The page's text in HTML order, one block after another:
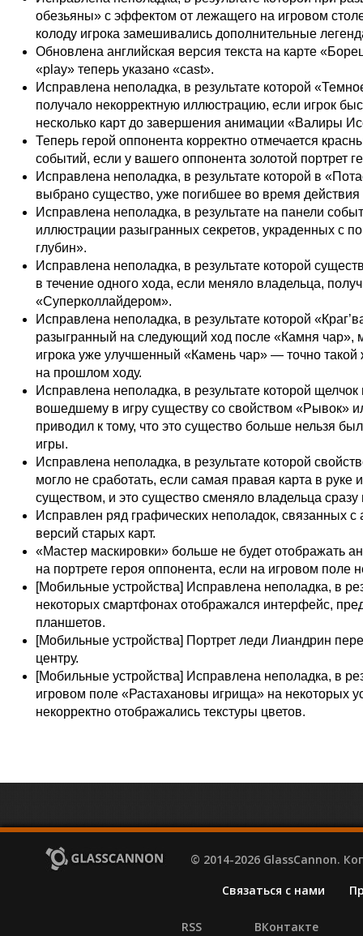
обезьяны» с эффектом от лежащего на игровом
колоду игрока замешивались дополнительные
Обновлена английская версия текста на карте
«play» теперь указано «cast».
Исправлена неполадка, в результате которой
получало некорректную иллюстрацию, если игрок
несколько карт до завершения анимации «Валиры
Теперь герой оппонента корректно отмечается
событий, если у вашего оппонента золотой портрет
Исправлена неполадка, в результате которой в
выбрано существо, уже погибшее во время действия
Исправлена неполадка, в результате на панели
иллюстрации разыгранных секретов, украденных с
глубин».
Исправлена неполадка, в результате которой
в течение одного хода, если меняло владельца,
«Суперколлайдером».
Исправлена неполадка, в результате которой
разыгранный на следующий ход после «Камня чар»,
игрока уже улучшенный «Камень чар» — точно такой
на прошлом ходу.
Исправлена неполадка, в результате которой щелчок
вошедшему в игру существу со свойством «Рывок»
приводил к тому, что это существо больше нельзя
игры.
Исправлена неполадка, в результате которой
могло не сработать, если самая правая карта в руке
существом, и это существо сменяло владельца сразу
Исправлен ряд графических неполадок, связанных
версий старых карт.
«Мастер маскировки» больше не будет отображать
на портрете героя оппонента, если на игровом поле
[Мобильные устройства] Исправлена неполадка, в
некоторых смартфонах отображался интерфейс,
планшетов.
[Мобильные устройства] Портрет леди Лиандрин
центру.
[Мобильные устройства] Исправлена неполадка, в
игровом поле «Растахановы игрища» на некоторых
некорректно отображались текстуры цветов.
© 2014-2026 GlassCannon.
Связаться с нами
RSS ВКонтакте